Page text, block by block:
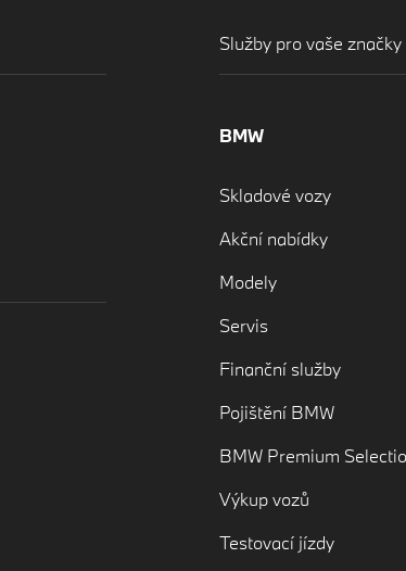
Služby pro vaše značky
BMW
Skladové vozy
Akční nabídky
Modely
Servis
Finanční služby
Pojištění BMW
BMW Premium
Výkup vozů
Testovací jízdy